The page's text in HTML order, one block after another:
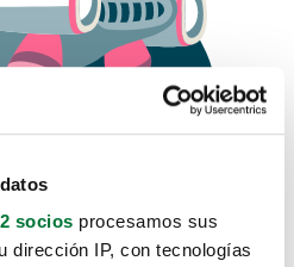
socios procesamos sus
dirección IP, con tecnologías